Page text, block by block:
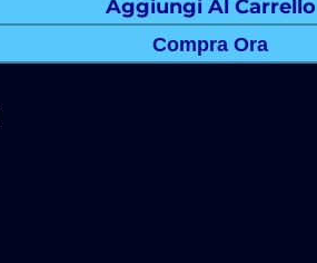
Aggiungi Al Carrello
Compra Ora